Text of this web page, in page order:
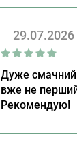
29.07.2026
Дуже смачний
вже не
Рекомендую!